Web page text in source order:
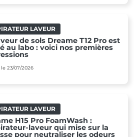
LAVEUR
de sols Dreame T12 Pro est
au labo : voici nos premières
23/07/2026
LAVEUR
H15 Pro FoamWash :
laveur qui mise sur la
pour neutraliser les odeurs